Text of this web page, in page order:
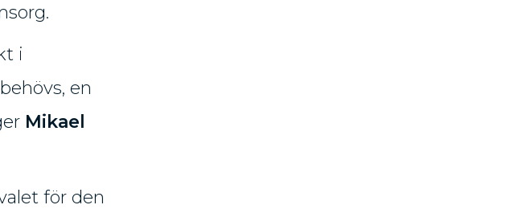
i
en
Mikael
för den